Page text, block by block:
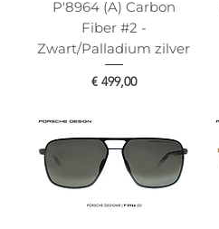
P'8964 (A) Carbon
Fiber #2 -
Zwart/Palladium zilver
Prijs
€ 499,00